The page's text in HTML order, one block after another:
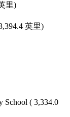
里)
英里)
School ( 3,334.0